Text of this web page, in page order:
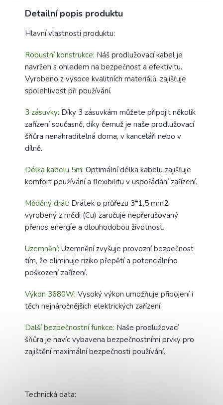
Detailní popis produktu
Hlavní vlastnosti produktu:
Robustní konstrukce: Náš prodlužovací kabel je
navržen s ohledem na bezpečnost a efektivitu.
Vyrobeno z vysoce kvalitních materiálů, zajišťuje
spolehlivost při používání.
3 zásuvky: Díky 3 zásuvkám můžete připojit několik
zařízení současně, díky čemuž je naše prodlužovací
šňůra nenahraditelná doma, v kanceláři nebo v
dílně.
Délka kabelu 5m: Optimální délka kabelu zajišťuje
komfort používání a flexibilitu v uspořádání zařízení.
Měděný drát: Drátek o průřezu 3*1,5 mm2
vyrobený z mědi (Cu) zaručuje nepřerušovaný
přenos energie a dlouhodobou životnost.
Uzemnění: Uzemnění zvyšuje provozní bezpečnost
tím, že eliminuje riziko přepětí a potenciálního
poškození zařízení.
Výkon 3680W: Vysoký výkon umožňuje připojení i
těch nejnáročnějších elektrických zařízení.
Další bezpečnostní funkce: Naše prodlužovací
šňůra je navíc vybavena bezpečnostními prvky pro
zajištění maximální bezpečnosti používání.
Technická data: